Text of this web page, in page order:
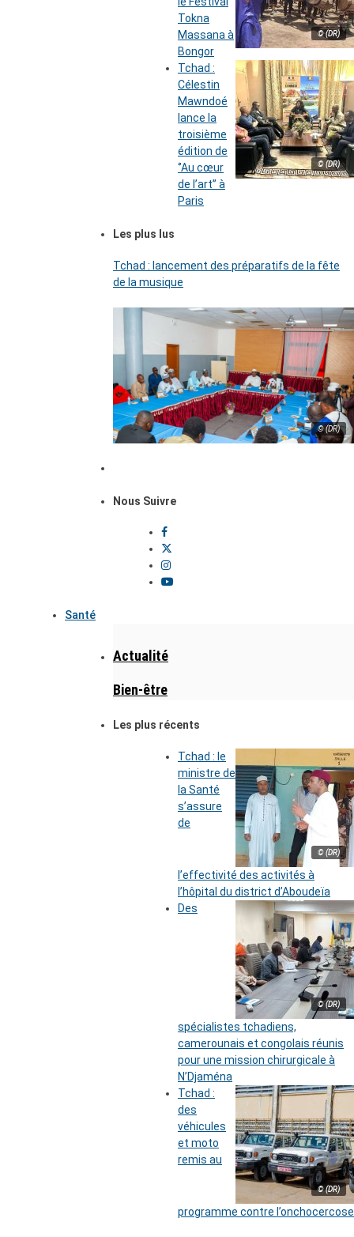
© (DR)
Tokna
Massana à
Bongor
© (DR)
Tchad :
Célestin
Mawndoé
lance la
troisième
édition de
‘’Au cœur
de l’art’’ à
Paris
Les plus lus
Tchad : lancement des préparatifs de la fête
de la musique
© (DR)
Nous Suivre
Santé
Actualité
Bien-être
Les plus récents
© (DR)
Tchad : le
ministre de
la Santé
s’assure
de
l’effectivité des activités à
l’hôpital du district d’Aboudeïa
© (DR)
Des
spécialistes tchadiens,
camerounais et congolais réunis
pour une mission chirurgicale à
N’Djaména
© (DR)
Tchad :
des
véhicules
et moto
remis au
programme contre l’onchocercose